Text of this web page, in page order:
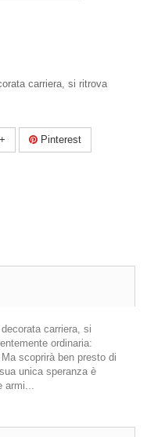
carriera, si ritrova
Pinterest
carriera, si
ordinaria:
scoprirà ben presto di
unica speranza è
armi...